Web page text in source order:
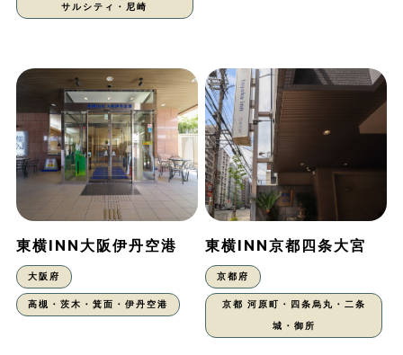
サルシティ・尼崎
東横INN大阪伊丹空港
大阪府
高槻・茨木・箕面・伊丹空港
東横INN京都四条大宮
京都府
京都 河原町・四条烏丸・二条
城・御所